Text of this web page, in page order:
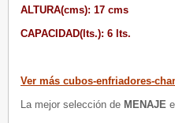
ALTURA(cms): 17 cms
CAPACIDAD(lts.): 6 lts.
Ver más cubos-enfriadores-
La mejor selección de MENAJE